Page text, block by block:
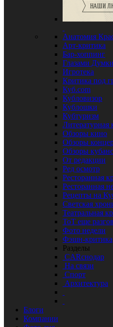
Анатомия
Арт-критика
Бар-хоппинг
Глазами
Игротека
Критика под
Куб.com
Кубловизор
Кублошки
Кубтуризм
Литературная
Обзоры кино
Обзоры
Обзоры
От редакции
Ред осмотр
Ресторанная
Ресторанная
Рецепты на
Светская
Театральная
ТоТ еще
Фото недели
Фэшн-критика
Разделы
CARснодар
На связи
Спорт
Архитектура
Блоги
Компании